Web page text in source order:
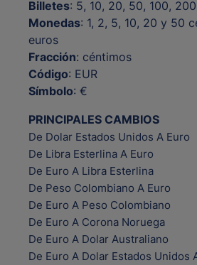
Billetes: 5, 10, 20, 50, 100,
Monedas: 1, 2, 5, 10, 20 y 50
euros
Fracción: céntimos
Código: EUR
Símbolo: €
PRINCIPALES CAMBIOS
De Dolar Estados Unidos A Euro
De Libra Esterlina A Euro
De Euro A Libra Esterlina
De Peso Colombiano A Euro
De Euro A Peso Colombiano
De Euro A Corona Noruega
De Euro A Dolar Australiano
De Euro A Dolar Estados Unidos